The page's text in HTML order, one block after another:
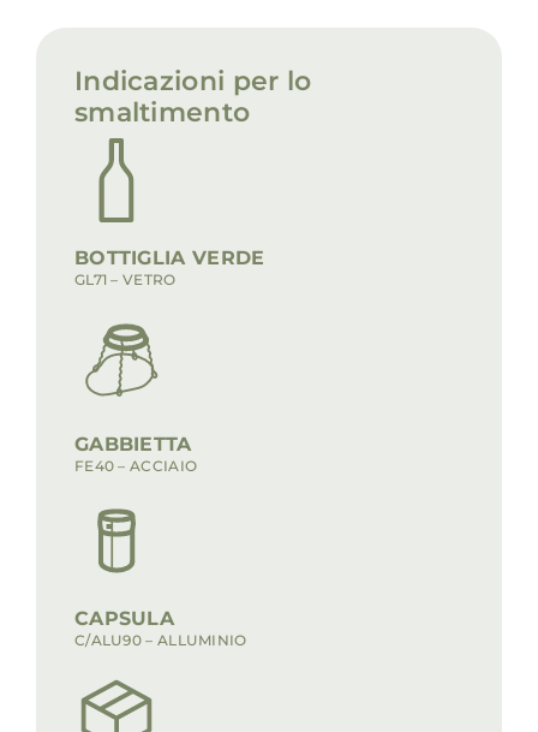
Indicazioni per lo
smaltimento
BOTTIGLIA VERDE
GL71 – VETRO
GABBIETTA
FE40 – ACCIAIO
CAPSULA
C/ALU90 – ALLUMINIO